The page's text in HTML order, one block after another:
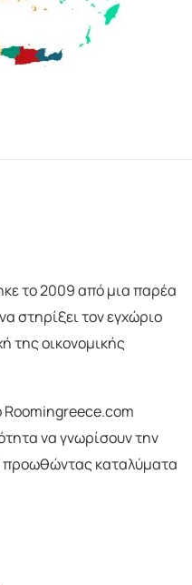
το 2009 από μια παρέα
στηρίξει τον εγχώριο
της οικονομικής
Roomingreece.com
να γνωρίσουν την
προωθώντας καταλύματα